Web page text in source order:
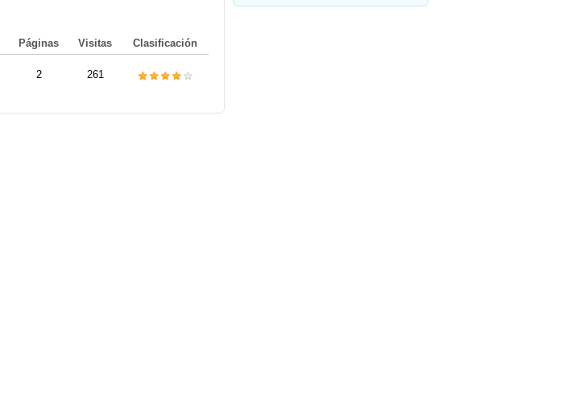
Páginas Visitas Clasificación
2 261